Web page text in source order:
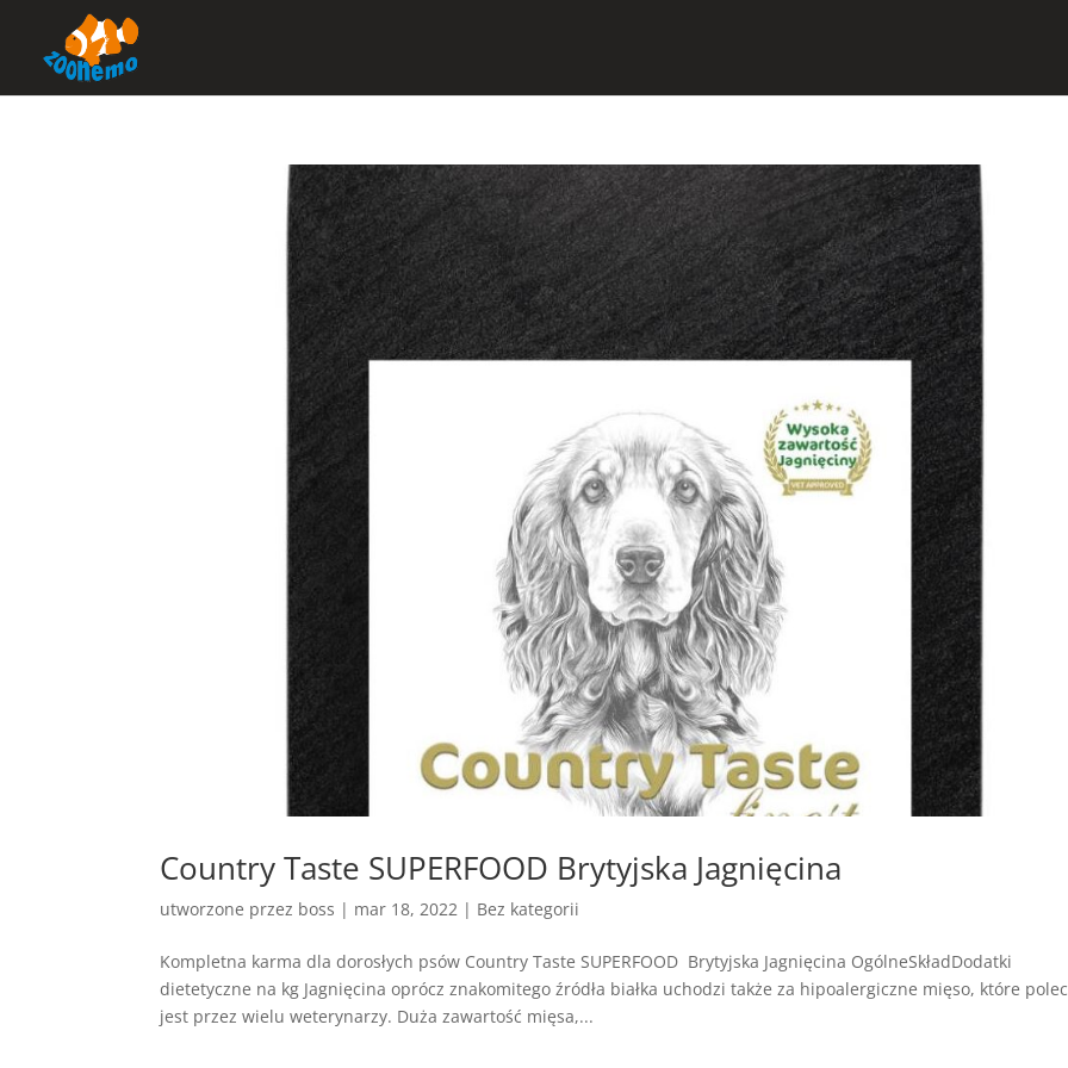
Country Taste SUPERFOOD Brytyjska Jagnięcina
utworzone przez boss | mar 18, 2022 | Bez kategorii
Kompletna karma dla dorosłych psów Country Taste SUPERFOOD Brytyjska Jagnięcina OgólneSkładDodatki
dietetyczne na kg Jagnięcina oprócz znakomitego źródła białka uchodzi także za hipoalergiczne mięso, które
jest przez wielu weterynarzy. Duża zawartość mięsa,...